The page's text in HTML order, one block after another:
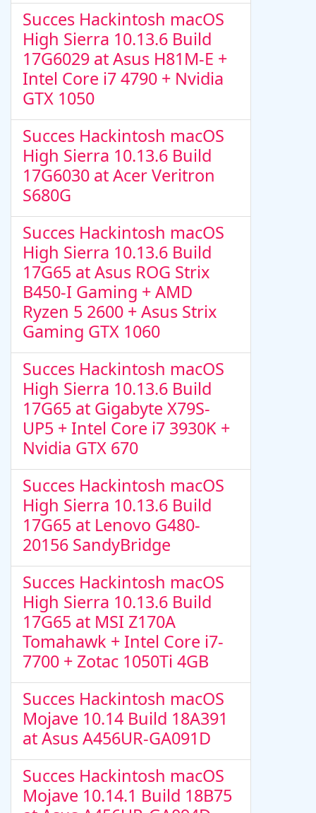
Succes Hackintosh macOS
High Sierra 10.13.6 Build
17G6029 at Asus H81M-E +
Intel Core i7 4790 + Nvidia
GTX 1050
Succes Hackintosh macOS
High Sierra 10.13.6 Build
17G6030 at Acer Veritron
S680G
Succes Hackintosh macOS
High Sierra 10.13.6 Build
17G65 at Asus ROG Strix
B450-I Gaming + AMD
Ryzen 5 2600 + Asus Strix
Gaming GTX 1060
Succes Hackintosh macOS
High Sierra 10.13.6 Build
17G65 at Gigabyte X79S-
UP5 + Intel Core i7 3930K +
Nvidia GTX 670
Succes Hackintosh macOS
High Sierra 10.13.6 Build
17G65 at Lenovo G480-
20156 SandyBridge
Succes Hackintosh macOS
High Sierra 10.13.6 Build
17G65 at MSI Z170A
Tomahawk + Intel Core i7-
7700 + Zotac 1050Ti 4GB
Succes Hackintosh macOS
Mojave 10.14 Build 18A391
at Asus A456UR-GA091D
Succes Hackintosh macOS
Mojave 10.14.1 Build 18B75